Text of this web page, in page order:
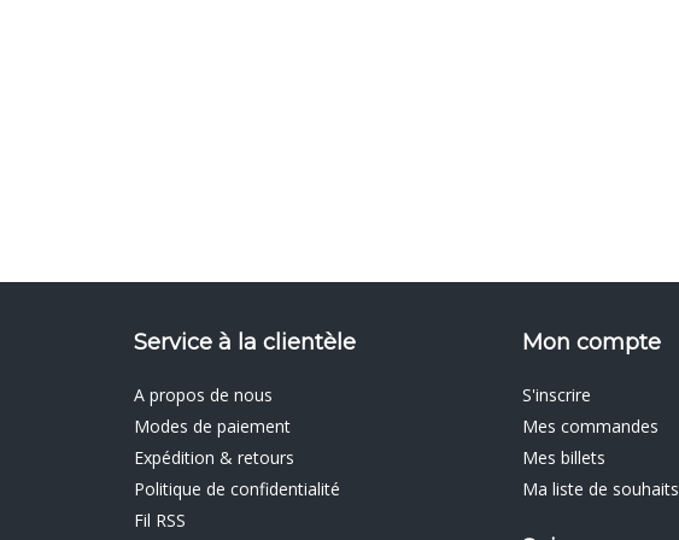
Service à la clientèle
A propos de nous
Modes de paiement
Expédition & retours
Politique de confidentialité
Fil RSS
Mon compte
S'inscrire
Mes commandes
Mes billets
Ma liste de souhaits